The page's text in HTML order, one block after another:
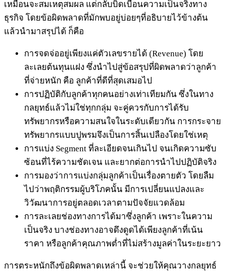
เหมือนจะสมเหตุสมผล แต่กลับบิดเบือนความเป็นจริงทาง
ธุรกิจ โดยข้อผิดพลาดที่มักพบอยู่บ่อยๆที่อธิบายไว้ข้างต้น
แล้วนำมาสรุปได้ ก็คือ
การจดจ่ออยู่เพียงแค่ตัวเลขรายได้ (Revenue) โดย
ละเลยต้นทุนแฝง ซึ่งนำไปสู่ข้อสรุปที่ผิดพลาดว่าลูกค้า
ที่จ่ายหนัก คือ ลูกค้าที่ดีที่สุดเสมอไป
การปฏิบัติกับลูกค้าทุกคนอย่างเท่าเทียมกัน ซึ่งในทาง
กลยุทธ์แล้วไม่ใช่ทุกกลุ่ม จะคู่ควรกับการได้รับ
ทรัพยากรหรือความสนใจในระดับเดียวกัน การกระจาย
ทรัพยากรแบบปูพรมจึงเป็นการสิ้นเปลืองโดยใช่เหตุ
การแบ่ง Segment ที่ละเอียดจนเกินไป จนเกิดความซับ
ซ้อนที่ไร้ความชัดเจน และยากต่อการนำไปปฏิบัติจริง
การมองว่าการแบ่งกลุ่มลูกค้าเป็นเรื่องตายตัว โดยลืม
ไปว่าพฤติกรรมผู้บริโภคนั้น มีการเปลี่ยนแปลงและ
วิวัฒนาการอยู่ตลอดเวลาตามปัจจัยแวดล้อม
การละเลยช่องทางการได้มาซึ่งลูกค้า เพราะในความ
เป็นจริง บางช่องทางอาจดึงดูดได้เพียงลูกค้าที่เน้น
ราคา หรือลูกค้าคุณภาพต่ำที่ไม่สร้างมูลค่าในระยะยาว
การตระหนักถึงข้อผิดพลาดเหล่านี้ จะช่วยให้คุณวางกลยุทธ์